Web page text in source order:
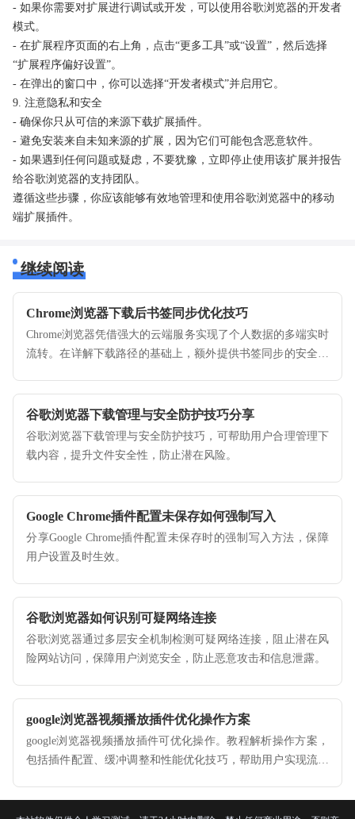
- 如果你需要对扩展进行调试或开发，可以使用谷歌浏览器的开发者
模式。
- 在扩展程序页面的右上角，点击“更多工具”或“设置”，然后选择
“扩展程序偏好设置”。
- 在弹出的窗口中，你可以选择“开发者模式”并启用它。
9. 注意隐私和安全
- 确保你只从可信的来源下载扩展插件。
- 避免安装来自未知来源的扩展，因为它们可能包含恶意软件。
- 如果遇到任何问题或疑虑，不要犹豫，立即停止使用该扩展并报告
给谷歌浏览器的支持团队。
遵循这些步骤，你应该能够有效地管理和使用谷歌浏览器中的移动
端扩展插件。
继续阅读
Chrome浏览器下载后书签同步优化技巧
Chrome浏览器凭借强大的云端服务实现了个人数据的多端实时
流转。在详解下载路径的基础上，额外提供书签同步的安全策
高度安全的数字阵阵地，确保您的书签、密码与操作习惯始终
随身而行。
谷歌浏览器下载管理与安全防护技巧分享
谷歌浏览器下载管理与安全防护技巧，可帮助用户合理管理下
载内容，提升文件安全性，防止潜在风险。
Google Chrome插件配置未保存如何强制写入
分享Google Chrome插件配置未保存时的强制写入方法，保障
用户设置及时生效。
谷歌浏览器如何识别可疑网络连接
谷歌浏览器通过多层安全机制检测可疑网络连接，阻止潜在风
险网站访问，保障用户浏览安全，防止恶意攻击和信息泄露。
google浏览器视频播放插件优化操作方案
google浏览器视频播放插件可优化操作。教程解析操作方案，
包括插件配置、缓冲调整和性能优化技巧，帮助用户实现流畅